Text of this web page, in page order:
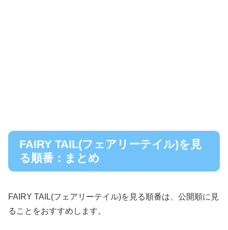
FAIRY TAIL(フェアリーテイル)を見
る順番：まとめ
FAIRY TAIL(フェアリーテイル)を見る順番は、公開順に見
ることをおすすめします。